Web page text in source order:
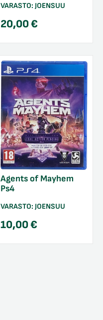
VARASTO: JOENSUU
20,00€
Agents of Mayhem
Ps4
VARASTO: JOENSUU
10,00€